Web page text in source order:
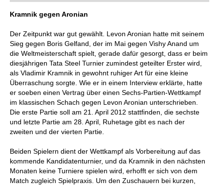
individueller als je zuvor.
Kramnik gegen Aronian
Der Zeitpunkt war gut gewählt. Levon Aronian hatte mit seinem
Sieg gegen Boris Gelfand, der im Mai gegen Vishy Anand um
die Weltmeisterschaft spielt, gerade dafür gesorgt, dass er beim
diesjährigen Tata Steel Turnier zumindest geteilter Erster wird,
als Vladimir Kramnik in gewohnt ruhiger Art für eine kleine
Überraschung sorgte. Wie er in einem Interview erklärte, hatte
er soeben einen Vertrag über einen Sechs-Partien-Wettkampf
im klassischen Schach gegen Levon Aronian unterschrieben.
Die erste Partie soll am 21. April 2012 stattfinden, die sechste
und letzte Partie am 28. April, Ruhetage gibt es nach der
zweiten und der vierten Partie.
Beiden Spielern dient der Wettkampf als Vorbereitung auf das
kommende Kandidatenturnier, und da Kramnik in den nächsten
Monaten keine Turniere spielen wird, erhofft er sich von dem
Match zugleich Spielpraxis. Um den Zuschauern bei kurzen,